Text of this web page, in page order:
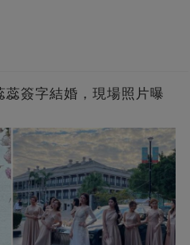
簽字結婚，現場照片曝